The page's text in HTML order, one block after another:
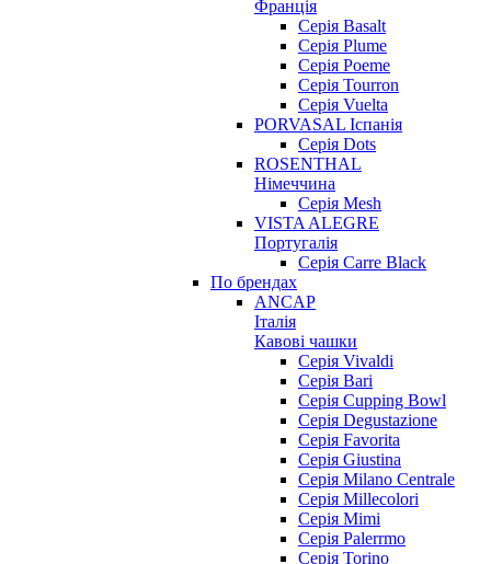
Франція
Серія Basalt
Серія Plume
Серія Poeme
Серія Tourron
Серія Vuelta
PORVASAL Іспанія
Серія Dots
ROSENTHAL
Німеччина
Серія Mesh
VISTA ALEGRE
Португалія
Серія Carre Black
По брендах
ANCAP
Італія
Кавові чашки
Cерія Vivaldi
Серія Bari
Серія Cupping Bowl
Серія Degustazione
Серія Favorita
Серія Giustina
Серія Milano Centrale
Серія Millecolori
Серія Mimi
Серія Palerrmo
Серія Torino